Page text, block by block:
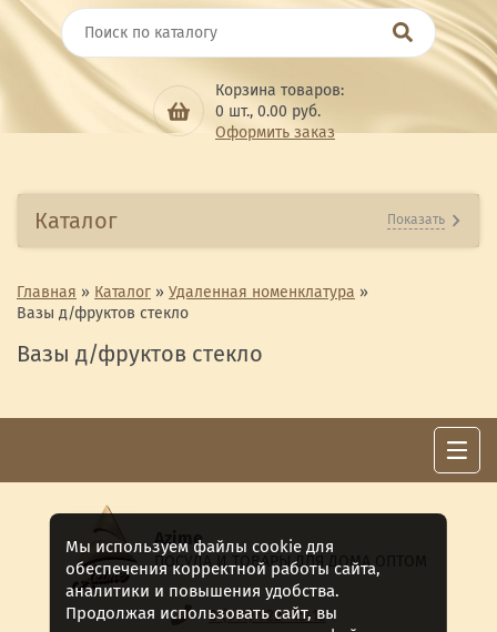
Корзина товаров:
0 шт., 0.00 руб.
Оформить заказ
Каталог Показать
Главная » Каталог » Удаленная номенклатура »
Вазы д/фруктов стекло
Вазы д/фруктов стекло
Azime
ПОСУДА И ТОВАРЫ ДЛЯ ДОМА ОПТОМ
8 (911) 922 -15-12
Мы используем файлы cookie для
обеспечения корректной работы сайта,
аналитики и повышения удобства.
Продолжая использовать сайт, вы